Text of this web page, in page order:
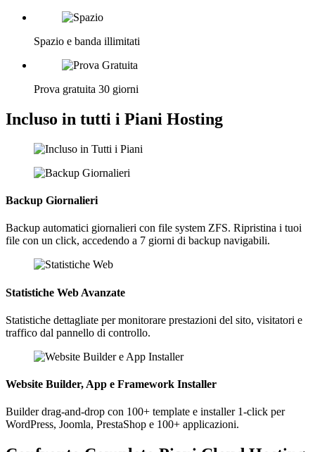
Spazio e banda illimitati
Prova gratuita 30 giorni
Incluso in tutti i Piani Hosting
Backup Giornalieri
Backup automatici giornalieri con file system ZFS. Ripristina i tuoi
file con un click, accedendo a 7 giorni di backup navigabili.
Statistiche Web Avanzate
Statistiche dettagliate per monitorare prestazioni del sito, visitatori e
traffico dal pannello di controllo.
Website Builder, App e Framework Installer
Builder drag-and-drop con 100+ template e installer 1-click per
WordPress, Joomla, PrestaShop e 100+ applicazioni.